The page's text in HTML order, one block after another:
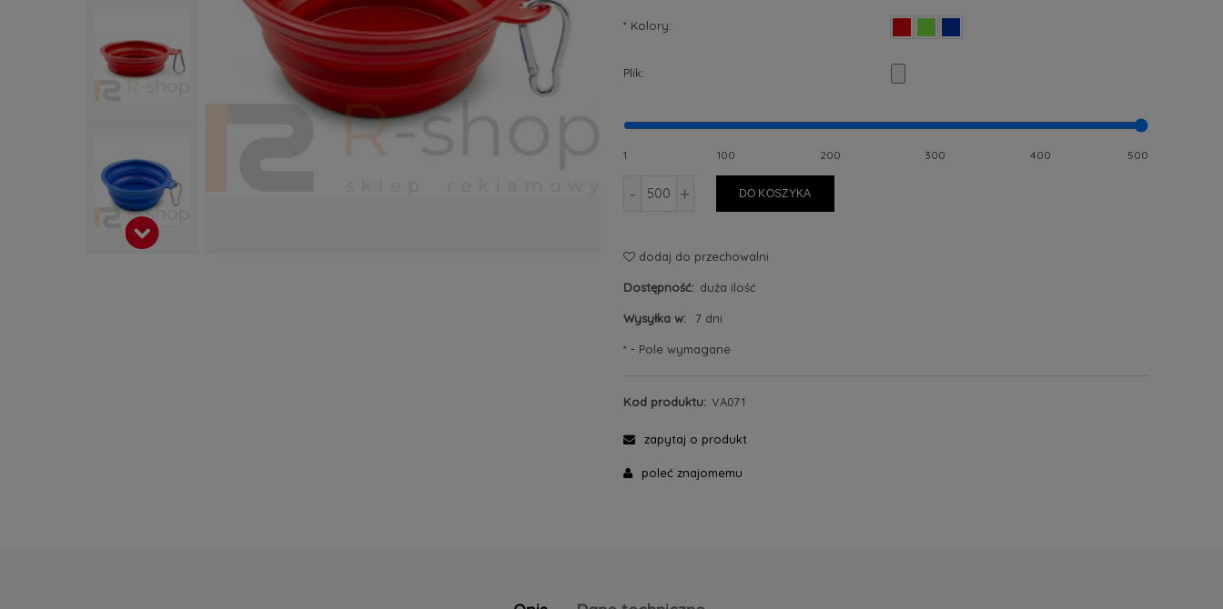
* Kolory:
Plik:
1 100 200 300 400 500
- + DO KOSZYKA
dodaj do przechowalni
Dostępność: duża ilość
Wysyłka w: 7 dni
* - Pole wymagane
Kod produktu: VA071
zapytaj o produkt
poleć znajomemu